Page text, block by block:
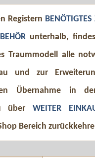
Registern
unterhalb,
Traummodell alle
und zur
Übernahme in
über WEITER
Bereich